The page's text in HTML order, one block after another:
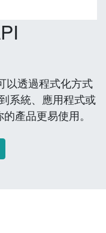
以透過程式化方式
系統、應用程式或
產品更易使用。